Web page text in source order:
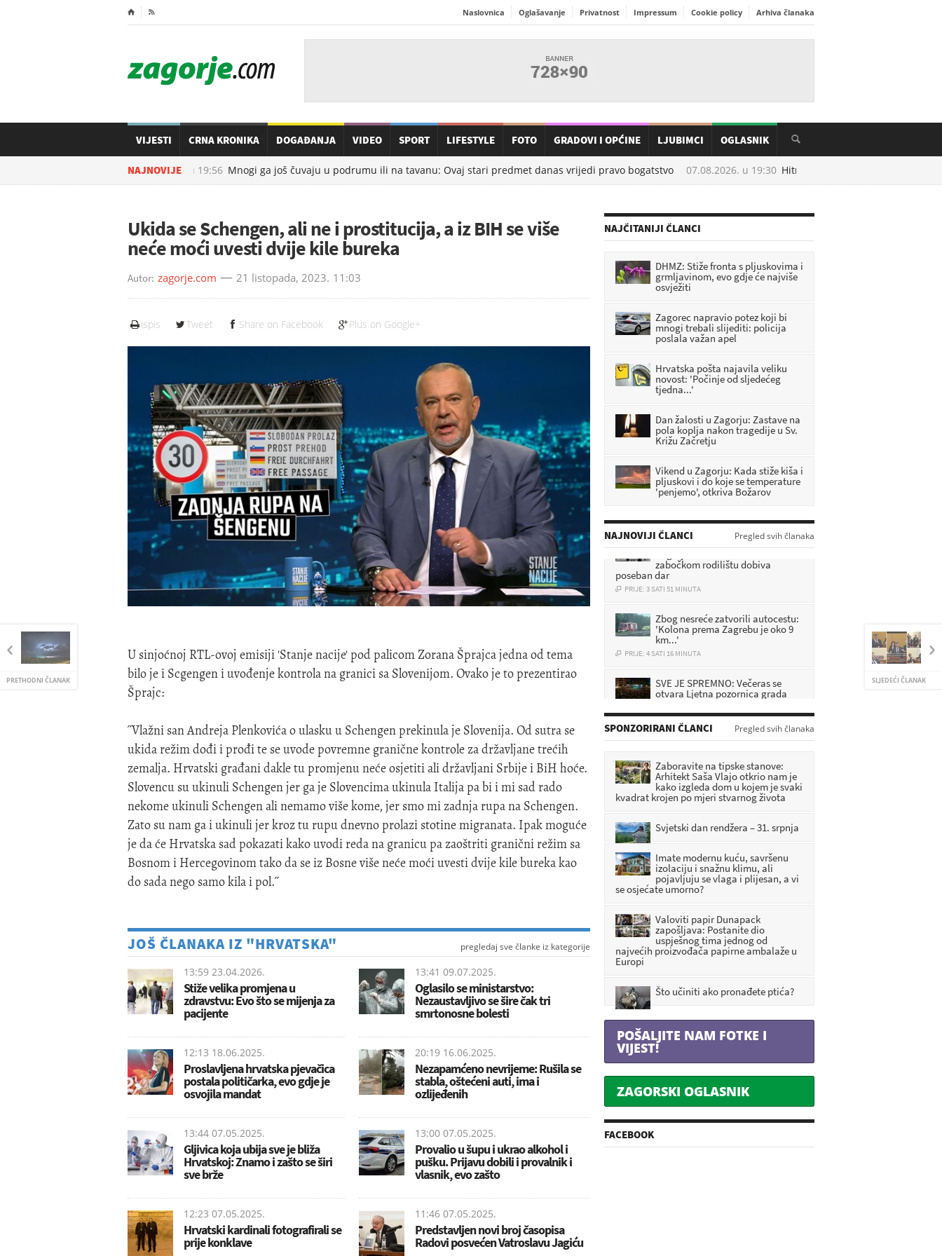
⌂  Naslovnica Oglašavanje Privatnost Impressum Cookie policy Arhiva članaka
VIJESTI CRNA KRONIKA DOGAĐANJA VIDEO SPORT LIFESTYLE FOTO GRADOVI I OPĆINE LJUBIMCI OGLASNIK
NAJNOVIJE
07.08.2026. u 19:56 Mnogi ga još čuvaju u podrumu ili na tavanu: Ovaj stari predmet danas vrijedi pravo bogatstvo 07.08.2026. u19:30 Hitna intervencija: Muškarac
PRETHODNI ČLANAK SLJEDEĆI ČLANAK
Ukida se Schengen, ali ne i prostitucija, a iz BIH se više
neće moći uvesti dvije kile bureka
Autor: zagorje.com 21 listopada, 2023. 11:03
ispis Tweet Share on Facebook Plus on Google+
U sinjoćnoj RTL-ovoj emisiji 'Stanje nacije' pod palicom Zorana Šprajca jedna od tema
bilo je i Scgengen i uvođenje kontrola na granici sa Slovenijom. Ovako je to prezentirao
Šprajc:
˝Vlažni san Andreja Plenkovića o ulasku u Schengen prekinula je Slovenija. Od sutra se
ukida režim dođi i prođi te se uvode povremne granične kontrole za državljane trećih
zemalja. Hrvatski građani dakle tu promjenu neće osjetiti ali državljani Srbije i BiH hoće.
Slovencu su ukinuli Schengen jer ga je Slovencima ukinula Italija pa bi i mi sad rado
nekome ukinuli Schengen ali nemamo više kome, jer smo mi zadnja rupa na Schengen.
Zato su nam ga i ukinuli jer kroz tu rupu dnevno prolazi stotine migranata. Ipak moguće
je da će Hrvatska sad pokazati kako uvodi reda na granicu pa zaoštriti granični režim sa
Bosnom i Hercegovinom tako da se iz Bosne više neće moći uvesti dvije kile bureka kao
do sada nego samo kila i pol.˝
JOŠ ČLANAKA IZ "HRVATSKA" pregledaj sve članke iz kategorije
13:59 23.04.2026.
Stiže velika promjena u
zdravstvu: Evo što se mijenja za
pacijente
12:13 18.06.2025.
Proslavljena hrvatska pjevačica
postala političarka, evo gdje je
osvojila mandat
13:44 07.05.2025.
Gljivica koja ubija sve je bliža
Hrvatskoj: Znamo i zašto se širi
sve brže
12:23 07.05.2025.
Hrvatski kardinali fotografirali se
prije konklave
13:41 09.07.2025.
Oglasilo se ministarstvo:
Nezaustavljivo se šire čak tri
smrtonosne bolesti
20:19 16.06.2025.
Nezapamćeno nevrijeme: Rušila se
stabla, oštećeni auti, ima i
ozlijeđenih
13:00 07.05.2025.
Provalio u šupu i ukrao alkohol i
pušku. Prijavu dobili i provalnik i
vlasnik, evo zašto
11:46 07.05.2025.
Predstavljen novi broj časopisa
Radovi posvećen Vatroslavu Jagiću
NAJČITANIJI ČLANCI
DHMZ: Stiže fronta s pljuskovima i
grmljavinom, evo gdje će najviše
osvježiti
Zagorec napravio potez koji bi
mnogi trebali slijediti: policija
poslala važan apel
Hrvatska pošta najavila veliku
novost: 'Počinje od sljedećeg
tjedna...'
Dan žalosti u Zagorju: Zastave na
pola koplja nakon tragedije u Sv.
Križu Začretju
Vikend u Zagorju: Kada stiže kiša i
pljuskovi i do koje se temperature
'penjemo', otkriva Božarov
NAJNOVIJI ČLANCI Pregled svih članaka
Prva uspomena na život u
Zagorju: Svaka beba rođena u
zabočkom rodilištu dobiva
poseban dar
 PRIJE: 3 SATI 51 MINUTA
'Kolona prema Zagrebu je oko 9
km...'
PRIJE: 4 SATI 16 MINUTA
otvara Ljetna pozornica grada
Oroslavja uz koncert Indire
Hitna intervencija: Muškarac
policija istražuje što se dogodilo
 PRIJE: 40 MINUTA
Veliki Tabor dobiva novu
eura, evo što će sve posjetitelji
moći doživjeti
SPONZORIRANI ČLANCI Pregled svih članaka
Zaboravite na tipske stanove:
Arhitekt Saša Vlajo otkrio nam je
kako izgleda dom u kojem je svaki
kvadrat krojen po mjeri stvarnog života
Svjetski dan rendžera – 31. srpnja
Imate modernu kuću, savršenu
izolaciju i snažnu klimu, ali
pojavljuju se vlaga i plijesan, a vi
se osjećate umorno?
Valoviti papir Dunapack
zapošljava: Postanite dio
uspješnog tima jednog od
najvećih proizvođača papirne ambalaže u
Europi
Što učiniti ako pronađete ptića?
POŠALJITE NAM FOTKE I
VIJEST!
ZAGORSKI OGLASNIK
FACEBOOK